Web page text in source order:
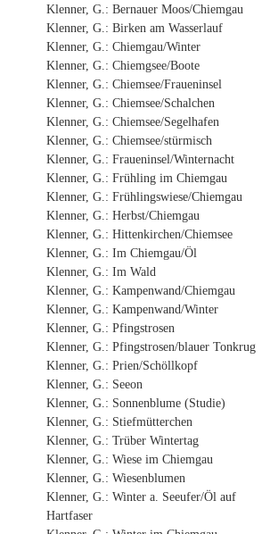
Klenner, G.: Bernauer Moos/Chiemgau
Klenner, G.: Birken am Wasserlauf
Klenner, G.: Chiemgau/Winter
Klenner, G.: Chiemgsee/Boote
Klenner, G.: Chiemsee/Fraueninsel
Klenner, G.: Chiemsee/Schalchen
Klenner, G.: Chiemsee/Segelhafen
Klenner, G.: Chiemsee/stürmisch
Klenner, G.: Fraueninsel/Winternacht
Klenner, G.: Frühling im Chiemgau
Klenner, G.: Frühlingswiese/Chiemgau
Klenner, G.: Herbst/Chiemgau
Klenner, G.: Hittenkirchen/Chiemsee
Klenner, G.: Im Chiemgau/Öl
Klenner, G.: Im Wald
Klenner, G.: Kampenwand/Chiemgau
Klenner, G.: Kampenwand/Winter
Klenner, G.: Pfingstrosen
Klenner, G.: Pfingstrosen/blauer Tonkrug
Klenner, G.: Prien/Schöllkopf
Klenner, G.: Seeon
Klenner, G.: Sonnenblume (Studie)
Klenner, G.: Stiefmütterchen
Klenner, G.: Trüber Wintertag
Klenner, G.: Wiese im Chiemgau
Klenner, G.: Wiesenblumen
Klenner, G.: Winter a. Seeufer/Öl auf
Hartfaser